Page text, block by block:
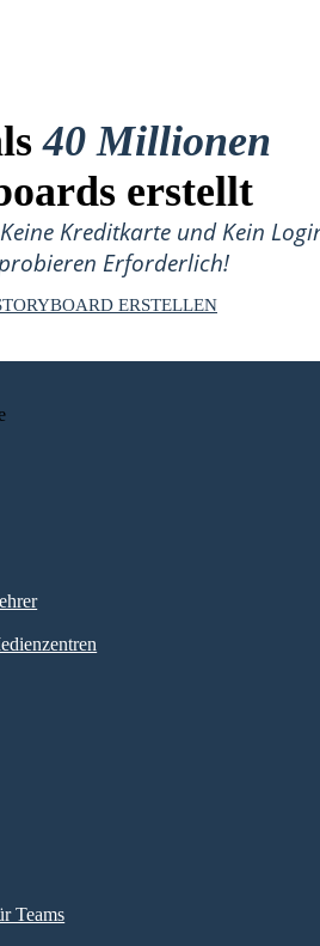
40 Millionen
erstellt
Kreditkarte und Kein
Erforderlich!
ERSTELLEN
Teams